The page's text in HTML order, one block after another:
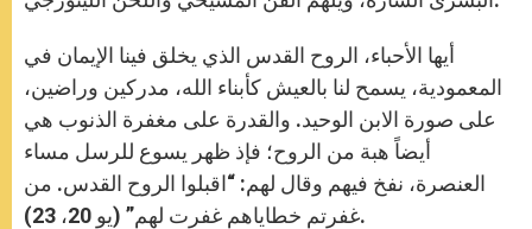
أيها الأحباء، الروح القدس الذي يخلق فينا الإيمان في
المعمودية، يسمح لنا بالعيش كأبناء الله، مدركين وراضين،
على صورة الابن الوحيد. والقدرة على مغفرة الذنوب هي
أيضاً هبة من الروح؛ فإذ ظهر يسوع للرسل مساء
العنصرة، نفخ فيهم وقال لهم: “اقبلوا الروح القدس. من
غفرتم خطاياهم غفرت لهم” (يو 20، 23).